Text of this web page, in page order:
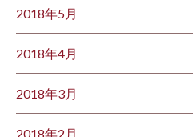
2018年5月
2018年4月
2018年3月
2018年2月